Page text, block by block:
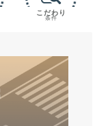
こだわり
条件